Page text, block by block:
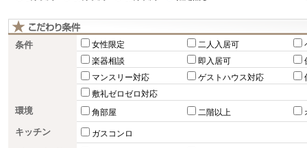
条件 女性限定 二人入居可
楽器相談
即入居可
マンスリー対応
ゲストハウス対応
敷礼ゼロゼロ対応
環境 角部屋 二階以上
キッチン ガスコンロ